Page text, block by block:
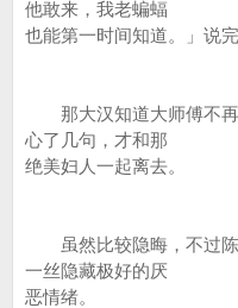
他敢来，我老蝙蝠
也能第一时间知道。」说
那大汉知道大师傅不再
心了几句，才和那
绝美妇人一起离去。
虽然比较隐晦，不过陈
一丝隐藏极好的厌
恶情绪。